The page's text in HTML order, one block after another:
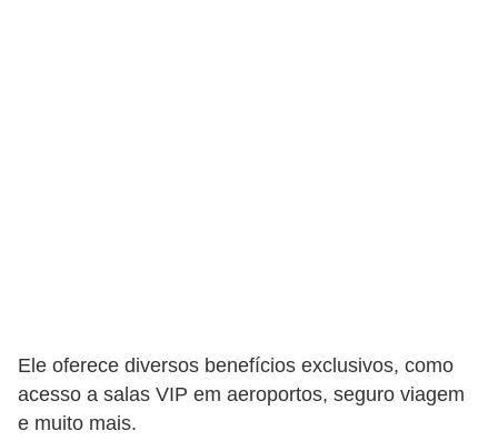
Ele oferece diversos benefícios exclusivos, como
acesso a salas VIP em aeroportos, seguro viagem
e muito mais.
c
r
é